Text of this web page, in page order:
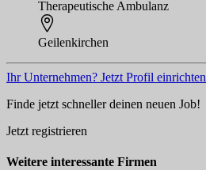
Therapeutische Ambulanz
Geilenkirchen
Ihr Unternehmen? Jetzt Profil einrichten
Finde jetzt schneller deinen neuen Job!
Jetzt registrieren
Weitere interessante Firmen